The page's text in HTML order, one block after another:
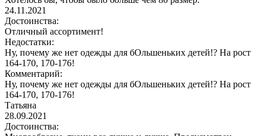
24.11.2021
Достоинства:
Отличный ассортимент!
Недостатки:
Ну, почему же нет одежды для бОльшеньких детей!? На рост
164-170, 170-176!
Комментарий:
Ну, почему же нет одежды для бОльшеньких детей!? На рост
164-170, 170-176!
Татьяна
28.09.2021
Достоинства: